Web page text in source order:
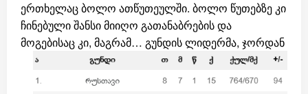
ერთხელაც ბოლო ათწუთეულში. ბოლო წუთებზე კი
ჩინებული შანსი მიიღო გათანაბრების და
მოგებისაც კი, მაგრამ… გუნდის ლიდერმა, ჯორდან